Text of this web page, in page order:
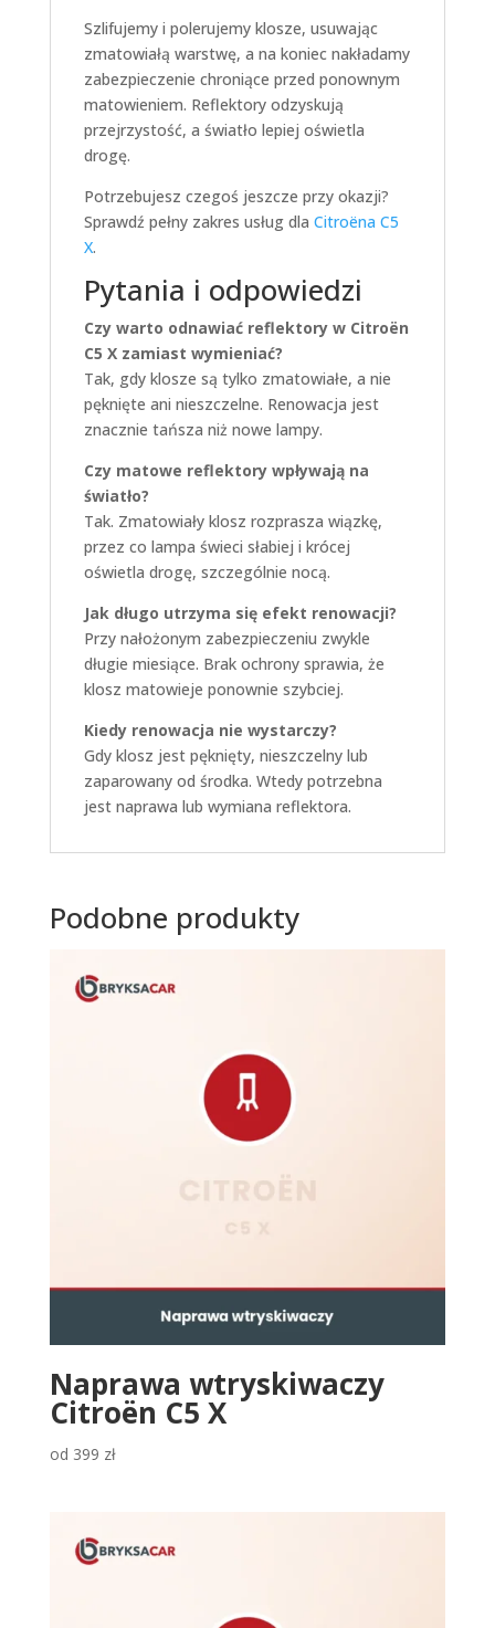
Szlifujemy i polerujemy klosze, usuwając
zmatowiałą warstwę, a na koniec nakładamy
zabezpieczenie chroniące przed ponownym
matowieniem. Reflektory odzyskują
przejrzystość, a światło lepiej oświetla
drogę.
Potrzebujesz czegoś jeszcze przy okazji?
Sprawdź pełny zakres usług dla Citroëna C5
X.
Pytania i odpowiedzi
Czy warto odnawiać reflektory w Citroën
C5 X zamiast wymieniać?
Tak, gdy klosze są tylko zmatowiałe, a nie
pęknięte ani nieszczelne. Renowacja jest
znacznie tańsza niż nowe lampy.
Czy matowe reflektory wpływają na
światło?
Tak. Zmatowiały klosz rozprasza wiązkę,
przez co lampa świeci słabiej i krócej
oświetla drogę, szczególnie nocą.
Jak długo utrzyma się efekt renowacji?
Przy nałożonym zabezpieczeniu zwykle
długie miesiące. Brak ochrony sprawia, że
klosz matowieje ponownie szybciej.
Kiedy renowacja nie wystarczy?
Gdy klosz jest pęknięty, nieszczelny lub
zaparowany od środka. Wtedy potrzebna
jest naprawa lub wymiana reflektora.
Podobne produkty
Naprawa wtryskiwaczy
Citroën C5 X
od 399 zł